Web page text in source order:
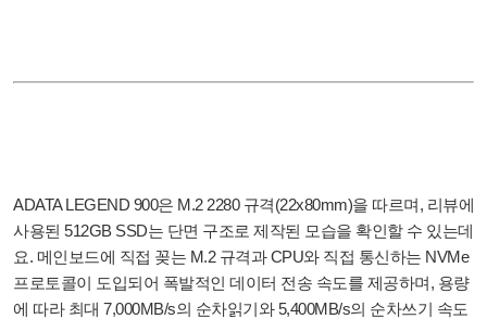
ADATA LEGEND 900은 M.2 2280 규격(22x80mm)을 따르며, 리뷰에
사용된 512GB SSD는 단면 구조로 제작된 모습을 확인할 수 있는데
요. 메인보드에 직접 꽂는 M.2 규격과 CPU와 직접 통신하는 NVMe
프로토콜이 도입되어 폭발적인 데이터 전송 속도를 제공하며, 용량
에 따라 최대 7,000MB/s의 순차읽기와 5,400MB/s의 순차쓰기 속도